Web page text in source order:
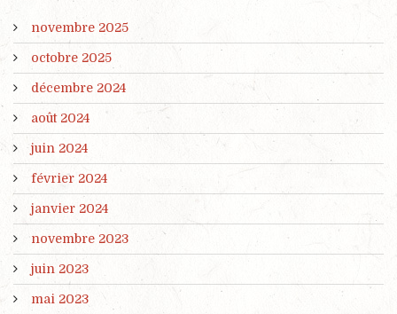
novembre 2025
octobre 2025
décembre 2024
août 2024
juin 2024
février 2024
janvier 2024
novembre 2023
juin 2023
mai 2023